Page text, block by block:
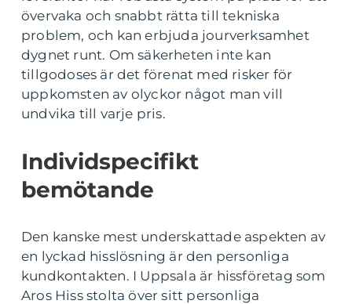
övervaka och snabbt rätta till tekniska
problem, och kan erbjuda jourverksamhet
dygnet runt. Om säkerheten inte kan
tillgodoses är det förenat med risker för
uppkomsten av olyckor något man vill
undvika till varje pris.
Individspecifikt
bemötande
Den kanske mest underskattade aspekten av
en lyckad hisslösning är den personliga
kundkontakten. I Uppsala är hissföretag som
Aros Hiss stolta över sitt personliga